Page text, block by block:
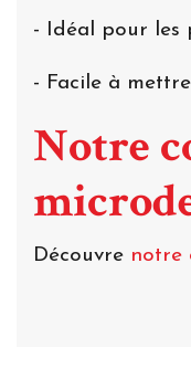
- Idéal pour les
- Facile à
Notre
Découvre notre